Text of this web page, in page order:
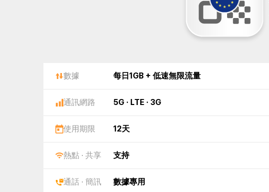
數據 每日1GB + 低速無限流量
通訊網路 5G · LTE · 3G
使用期限 12天
熱點 · 共享 支持
通話 · 簡訊 數據專用